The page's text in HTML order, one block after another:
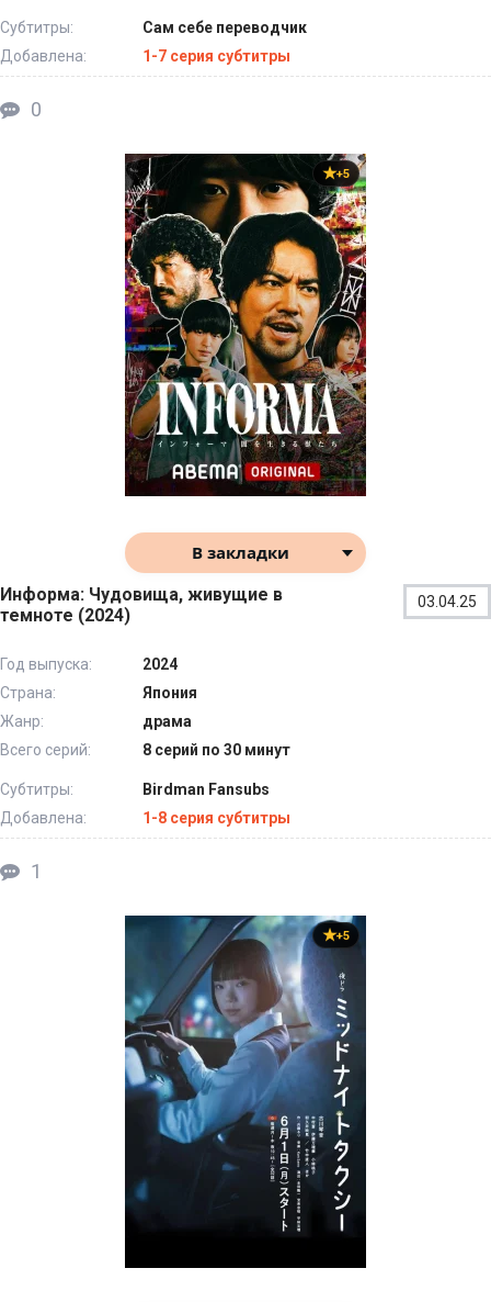
Субтитры:
Сам себе переводчик
Добавлена:
1-7 серия субтитры
0
+5
В закладки
Информа: Чудовища, живущие в
темноте (2024)
03.04.25
Год выпуска:
2024
Страна:
Япония
Жанр:
драма
Всего серий:
8 серий по 30 минут
Субтитры:
Birdman Fansubs
Добавлена:
1-8 серия субтитры
1
+5